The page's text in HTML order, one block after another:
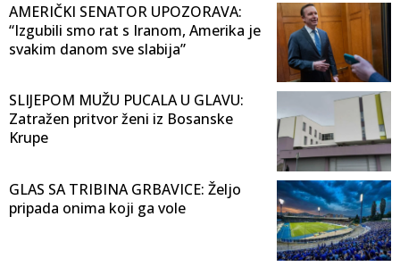
AMERIČKI SENATOR UPOZORAVA:
“Izgubili smo rat s Iranom, Amerika je
svakim danom sve slabija”
SLIJEPOM MUŽU PUCALA U GLAVU:
Zatražen pritvor ženi iz Bosanske
Krupe
GLAS SA TRIBINA GRBAVICE: Željo
pripada onima koji ga vole